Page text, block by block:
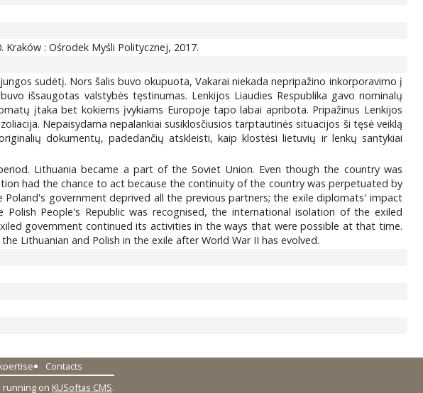
: Ośrodek Myśli Politycznej, 2017.
sudėtį. Nors šalis buvo okupuota, Vakarai niekada nepripažino inkorporavimo į
išsaugotas valstybės tęstinumas. Lenkijos Liaudies Respublika gavo nominalų
įtaka bet kokiems įvykiams Europoje tapo labai apribota. Pripažinus Lenkijos
Nepaisydama nepalankiai susiklosčiusios tarptautinės situacijos ši tęsė veiklą
dokumentų, padedančių atskleisti, kaip klostėsi lietuvių ir lenkų santykiai
Lithuania became a part of the Soviet Union. Even though the country was
had the chance to act because the continuity of the country was perpetuated by
government deprived all the previous partners; the exile diplomats' impact
People's Republic was recognised, the international isolation of the exiled
government continued its activities in the ways that were possible at that time.
Lithuanian and Polish in the exile after World War II has evolved.
Contacts
running on KUSoftas CMS.